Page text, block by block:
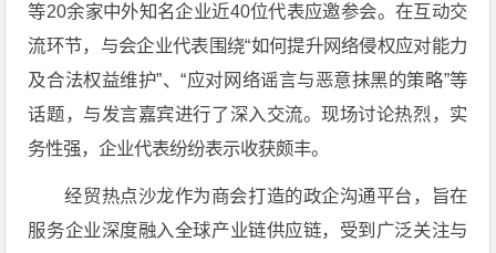
等20余家中外知名企业近40位代表应邀参会。在互动交
流环节，与会企业代表围绕“如何提升网络侵权应对能力
及合法权益维护”、“应对网络谣言与恶意抹黑的策略”等
话题，与发言嘉宾进行了深入交流。现场讨论热烈，实
务性强，企业代表纷纷表示收获颇丰。
经贸热点沙龙作为商会打造的政企沟通平台，旨在
服务企业深度融入全球产业链供应链，受到广泛关注与